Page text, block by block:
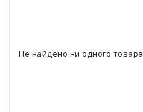
Не найдено ни одного товара